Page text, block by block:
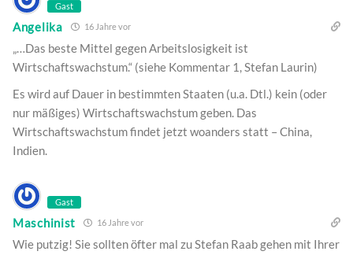
Gast
Angelika 16 Jahre vor
„…Das beste Mittel gegen Arbeitslosigkeit ist
Wirtschaftswachstum.“ (siehe Kommentar 1, Stefan Laurin)
Es wird auf Dauer in bestimmten Staaten (u.a. Dtl.) kein (oder
nur mäßiges) Wirtschaftswachstum geben. Das
Wirtschaftswachstum findet jetzt woanders statt – China,
Indien.
Gast
Maschinist 16 Jahre vor
Wie putzig! Sie sollten öfter mal zu Stefan Raab gehen mit Ihrer